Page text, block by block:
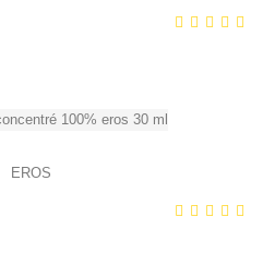
EXCLUSIVITÉ WEB !
EROS